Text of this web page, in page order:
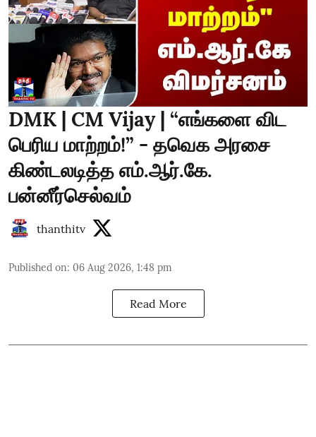
DMK | CM Vijay | “எங்களை விட
பெரிய மாற்றம்!” - தவெக அரசை
கிண்டலடித்த எம்.ஆர்.கே.
பன்னீர்செல்வம்
thanthitv
Published on: 06 Aug 2026, 1:48 pm
Read More